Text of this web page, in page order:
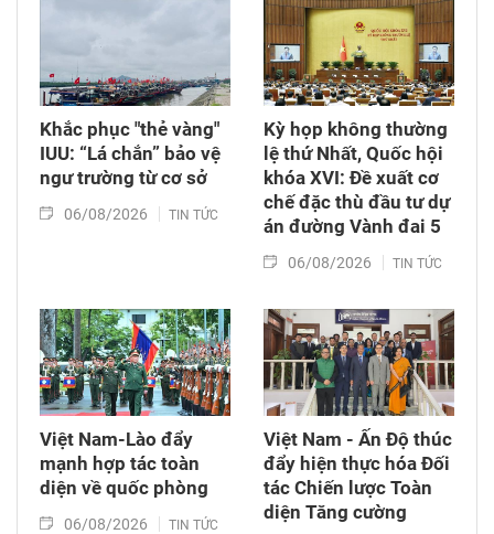
Khắc phục "thẻ vàng"
IUU: “Lá chắn” bảo vệ
ngư trường từ cơ sở
06/08/2026 TIN TỨC
Kỳ họp không thường
lệ thứ Nhất, Quốc hội
khóa XVI: Đề xuất cơ
chế đặc thù đầu tư dự
án đường Vành đai 5
06/08/2026 TIN TỨC
Việt Nam-Lào đẩy
mạnh hợp tác toàn
diện về quốc phòng
06/08/2026 TIN TỨC
Việt Nam - Ấn Độ thúc
đẩy hiện thực hóa Đối
tác Chiến lược Toàn
diện Tăng cường